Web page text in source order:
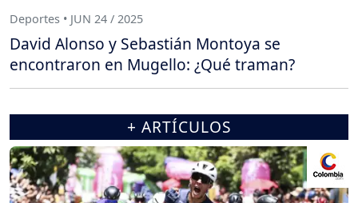
Deportes • JUN 24 / 2025
David Alonso y Sebastián Montoya se
encontraron en Mugello: ¿Qué traman?
+ ARTÍCULOS